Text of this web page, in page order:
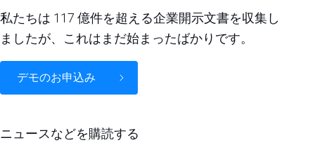
私たちは 117 億件を超える企業開示文書を収集し
ましたが、これはまだ始まったばかりです。
デモのお申込み
ニュースなどを購読する